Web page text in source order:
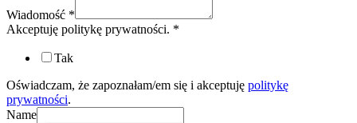
Wiadomość *
Akceptuję politykę prywatności. *
Tak
Oświadczam, że zapoznałam/em się i akceptuję politykę
prywatności.
Name